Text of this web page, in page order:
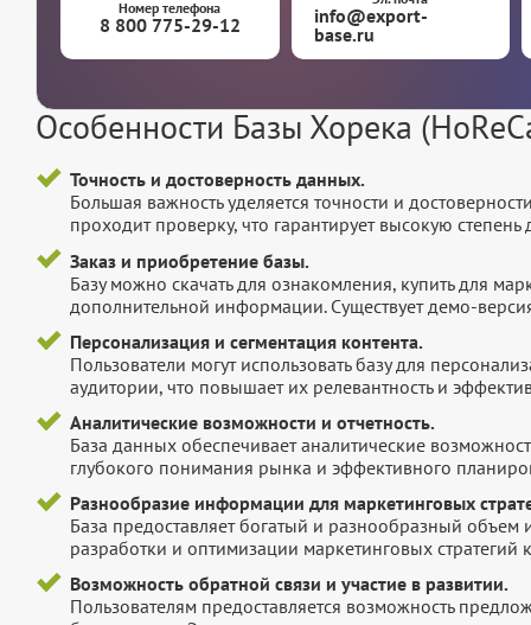
Номер телефона
8 800 775-29-12
info@export-
base.ru
Особенности Базы Хорека
Точность и достоверность данных.
Большая важность уделяется точности и
проходит проверку, что гарантирует высокую
Заказ и приобретение базы.
Базу можно скачать для ознакомления, купить для
дополнительной информации. Существует демо-
Персонализация и сегментация контента.
Пользователи могут использовать базу для
аудитории, что повышает их релевантность и
Аналитические возможности и отчетность.
База данных обеспечивает аналитические
глубокого понимания рынка и эффективного
Разнообразие информации для маркетинговых
База предоставляет богатый и разнообразный
разработки и оптимизации маркетинговых стратегий
Возможность обратной связи и участие в развитии.
Пользователям предоставляется возможность